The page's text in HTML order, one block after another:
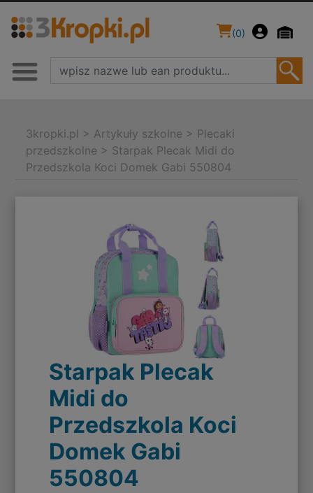
(0)
3kropki.pl > Artykuły szkolne > Plecaki
przedszkolne > Starpak Plecak Midi do
Przedszkola Koci Domek Gabi 550804
Starpak Plecak
Midi do
Przedszkola Koci
Domek Gabi
550804